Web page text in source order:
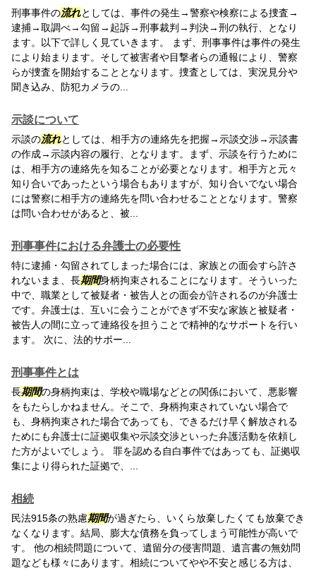
刑事事件の流れとしては、事件の発生→警察や検察による捜査→
逮捕→取調べ→勾留→起訴→刑事裁判→判決→刑の執行、となり
ます。以下で詳しく見ていきます。 まず、刑事事件は事件の発生
により始まります。そして被害者や目撃者らの通報により、警察
らが捜査を開始することとなります。捜査としては、実況見分や
聞き込み、防犯カメラの...
示談について
示談の流れとしては、相手方の連絡先を把握→示談交渉→示談書
の作成→示談内容の履行、となります。まず、示談を行うために
は、相手方の連絡先を知ることが必要となります。相手方と元々
知り合いであったという場合もありますが、知り合いでない場合
には警察に相手方の連絡先を問い合わせることとなります。警察
は問い合わせがあると、被...
刑事事件における弁護士の必要性
特に逮捕・勾留されてしまった場合には、家族との面会すら許さ
れないまま、長期間身柄拘束されることになります。そういった
中で、職業として被疑者・被告人との面会が許されるのが弁護士
です。弁護士は、互いに会うことができず不安な家族と被疑者・
被告人の間に立って連絡役を担うことで精神的なサポートを行い
ます。 次に、法的サポー...
刑事事件とは
長期間の身柄拘束は、学校や職場などとの関係において、悪影響
をもたらしかねません。そこで、身柄拘束されていない場合で
も、身柄拘束された場合であっても、できるだけ早く解放される
ためにも弁護士に証拠収集や示談交渉といった弁護活動を依頼し
た方がよいでしょう。 罪を認める自白事件ではあっても、証拠収
集により得られた証拠で、...
相続
民法915条の熟慮期間が過ぎたら、いくら放棄したくても放棄でき
なくなります。結局、膨大な債務を負ってしまう可能性が高いで
す。 他の相続問題について、遺留分の侵害問題、遺言書の無効問
題なども様々にあります。相続についてやや不安と感じる方は、